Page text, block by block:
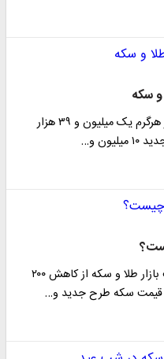
سکه
هم‌اکنون در بازار آزاد قیمت طلای ۱۸عیار هرگرم یک میلیون و ۳۹ هزار
و…
کشتی آرای ضمن تشریح آخرین وضعیت بازار طلا و سکه از کاهش ۲۰۰
قیمت سکه طرح جدید و…